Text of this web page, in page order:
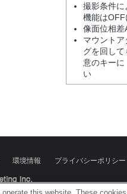
撮影条件に
機能はOFF
像面位相差
マウント
グを回し
意のキーに
い
環境情報 プライバシーポリシー
Inc.